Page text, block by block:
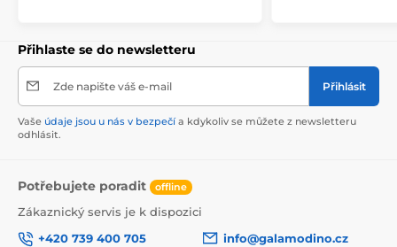
Přihlaste se do newsletteru
Zde napište váš e-mail Přihlásit
Vaše údaje jsou u nás v bezpečí a kdykoliv se můžete z newsletteru
odhlásit.
Potřebujete poradit offline
Zákaznický servis je k dispozici
+420 739 400 705
info@galamodino.cz